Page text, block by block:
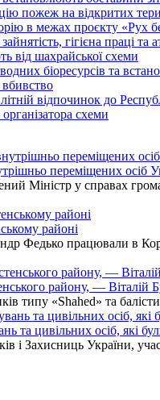
пожеж на відкритих
в межах проєкту «Рух
гігієна праці та
від шахрайської схеми
біоресурсів та
вбивство
відпочинок до
схеми
переміщених осіб
Міністр у справах
районі
працювали в
району, — Віталій
типу «Shahed» та
цивільних осіб, які
Захисниць України,